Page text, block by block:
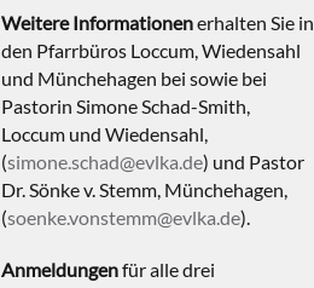
Weitere Informationenerhalten Sie in
den Pfarrbüros Loccum, Wiedensahl
und Münchehagen bei sowie bei
Pastorin Simone Schad-Smith,
Loccum und Wiedensahl,
(simone.schad@evlka.de) und Pastor
Dr. Sönke v. Stemm, Münchehagen,
(soenke.vonstemm@evlka.de).
Anmeldungenfür alle drei